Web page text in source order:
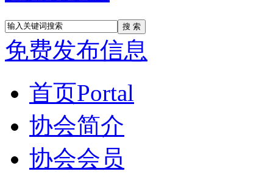
搜 索
免费发布信息
首页Portal
协会简介
协会会员